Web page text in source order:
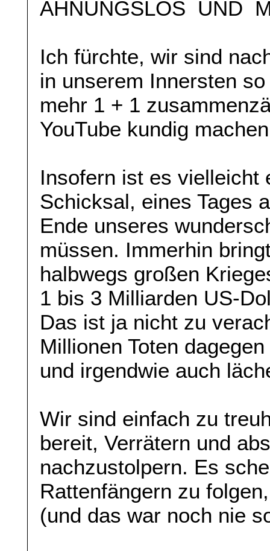
AHNUNGSLOS UND
Ich fürchte, wir sind
in unserem Innersten
mehr 1 + 1
YouTube kundig
Insofern ist es vielleicht
Schicksal, eines Tages
Ende unseres
müssen. Immerhin
halbwegs großen
1 bis 3 Milliarden US-
Das ist ja nicht zu
Millionen Toten
und irgendwie auch
Wir sind einfach zu
bereit, Verrätern und
nachzustolpern. Es
Rattenfängern zu
(und das war noch nie